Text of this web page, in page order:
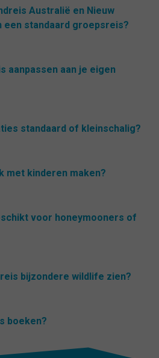
Australië en Nieuw
een standaard groepsreis?
aanpassen aan je eigen
standaard of kleinschalig?
met kinderen maken?
voor honeymooners of
bijzondere wildlife zien?
boeken?